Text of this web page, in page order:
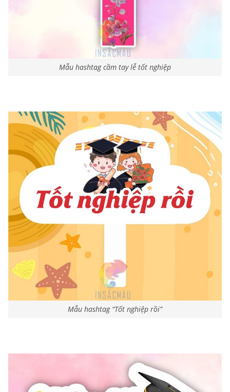
Mẫu hashtag cầm tay lễ tốt nghiệp
Mẫu hashtag “Tốt nghiệp rồi”